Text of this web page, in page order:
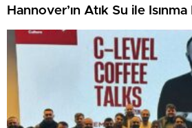
Hannover’ın Atık Su ile